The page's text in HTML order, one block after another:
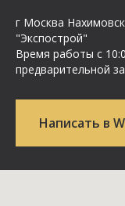
г Москва
"Экспострой"
Время работы с
предварительной
Написать в